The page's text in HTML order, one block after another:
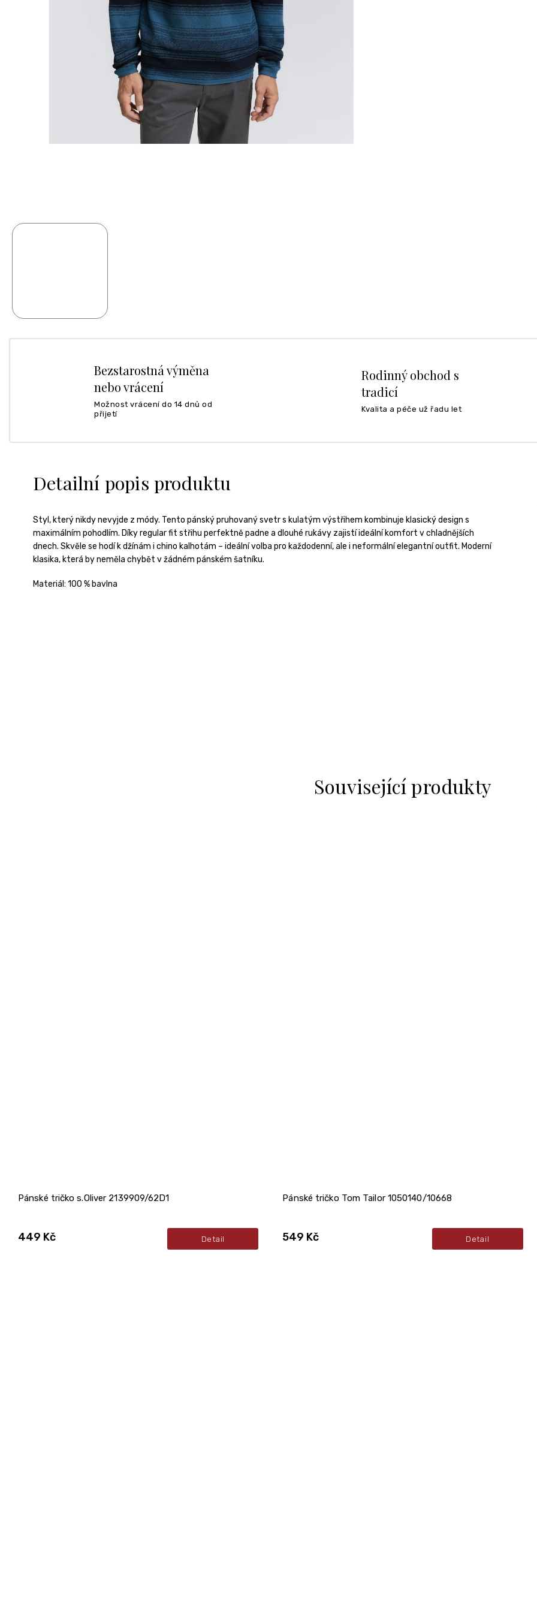
Bezstarostná výměna
nebo vrácení
Možnost vrácení do 14 dnů od
přijetí
Rodinný obchod s
tradicí
Kvalita a péče už řadu let
Související produkty
Pánské tričko s.Oliver 2139909/62D1
449 Kč Detail
Pánské tričko Tom Tailor 1050140/10668
549 Kč Detail
Detailní popis produktu
Styl, který nikdy nevyjde z módy. Tento pánský pruhovaný svetr s kulatým výstřihem kombinuje klasický design s
maximálním pohodlím. Díky regular fit střihu perfektně padne a dlouhé rukávy zajistí ideální komfort v chladnějších
dnech. Skvěle se hodí k džínám i chino kalhotám – ideální volba pro každodenní, ale i neformální elegantní outfit. Moderní
klasika, která by neměla chybět v žádném pánském šatníku.
Materiál: 100 % bavlna